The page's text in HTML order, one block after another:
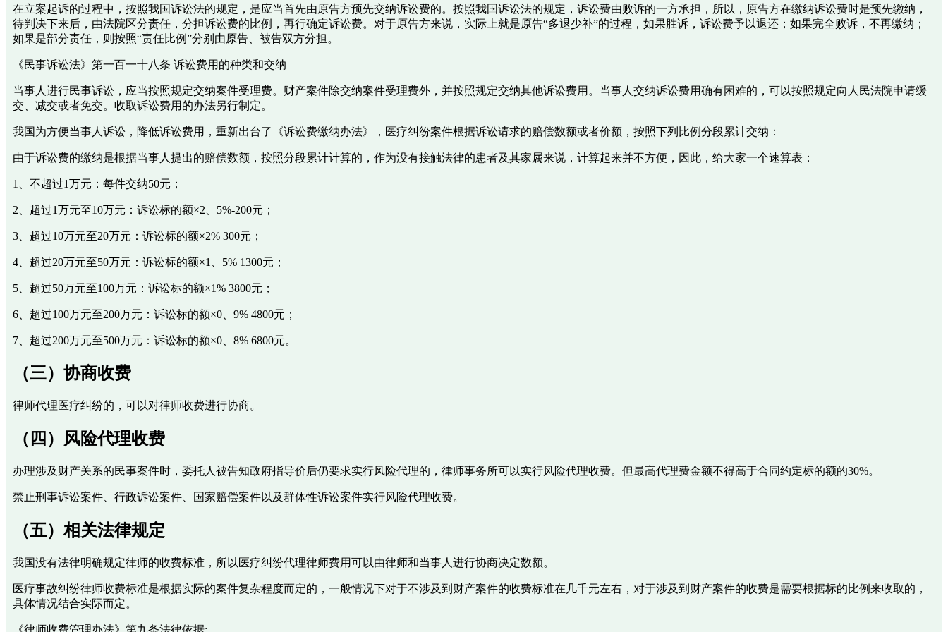
在立案起诉的过程中，按照我国诉讼法的规定，是应当首先由原告方预先交纳诉讼费的。按照我国诉讼法的规定，诉讼费由败诉的一方承担，所以，原告方在缴纳诉讼费时是预先缴纳，
待判决下来后，由法院区分责任，分担诉讼费的比例，再行确定诉讼费。对于原告方来说，实际上就是原告“多退少补”的过程，如果胜诉，诉讼费予以退还；如果完全败诉，不再缴纳；
如果是部分责任，则按照“责任比例”分别由原告、被告双方分担。
《民事诉讼法》第一百一十八条 诉讼费用的种类和交纳
当事人进行民事诉讼，应当按照规定交纳案件受理费。财产案件除交纳案件受理费外，并按照规定交纳其他诉讼费用。当事人交纳诉讼费用确有困难的，可以按照规定向人民法院申请缓
交、减交或者免交。收取诉讼费用的办法另行制定。
我国为方便当事人诉讼，降低诉讼费用，重新出台了《诉讼费缴纳办法》，医疗纠纷案件根据诉讼请求的赔偿数额或者价额，按照下列比例分段累计交纳：
由于诉讼费的缴纳是根据当事人提出的赔偿数额，按照分段累计计算的，作为没有接触法律的患者及其家属来说，计算起来并不方便，因此，给大家一个速算表：
1、不超过1万元：每件交纳50元；
2、超过1万元至10万元：诉讼标的额×2、5%-200元；
3、超过10万元至20万元：诉讼标的额×2% 300元；
4、超过20万元至50万元：诉讼标的额×1、5% 1300元；
5、超过50万元至100万元：诉讼标的额×1% 3800元；
6、超过100万元至200万元：诉讼标的额×0、9% 4800元；
7、超过200万元至500万元：诉讼标的额×0、8% 6800元。
（三）协商收费
律师代理医疗纠纷的，可以对律师收费进行协商。
（四）风险代理收费
办理涉及财产关系的民事案件时，委托人被告知政府指导价后仍要求实行风险代理的，律师事务所可以实行风险代理收费。但最高代理费金额不得高于合同约定标的额的30%。
禁止刑事诉讼案件、行政诉讼案件、国家赔偿案件以及群体性诉讼案件实行风险代理收费。
（五）相关法律规定
我国没有法律明确规定律师的收费标准，所以医疗纠纷代理律师费用可以由律师和当事人进行协商决定数额。
医疗事故纠纷律师收费标准是根据实际的案件复杂程度而定的，一般情况下对于不涉及到财产案件的收费标准在几千元左右，对于涉及到财产案件的收费是需要根据标的比例来收取的，
具体情况结合实际而定。
《律师收费管理办法》第九条法律依据: